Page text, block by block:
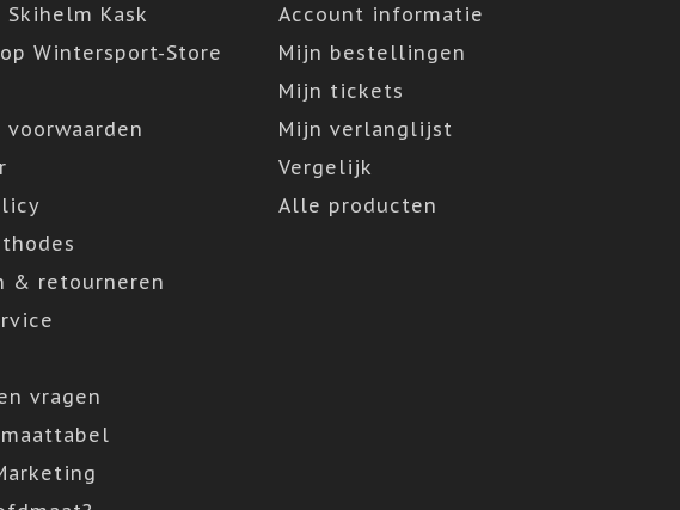
Kask
Wintersport-Store
& retourneren
vragen
Account informatie
Mijn bestellingen
Mijn tickets
Mijn verlanglijst
Vergelijk
Alle producten